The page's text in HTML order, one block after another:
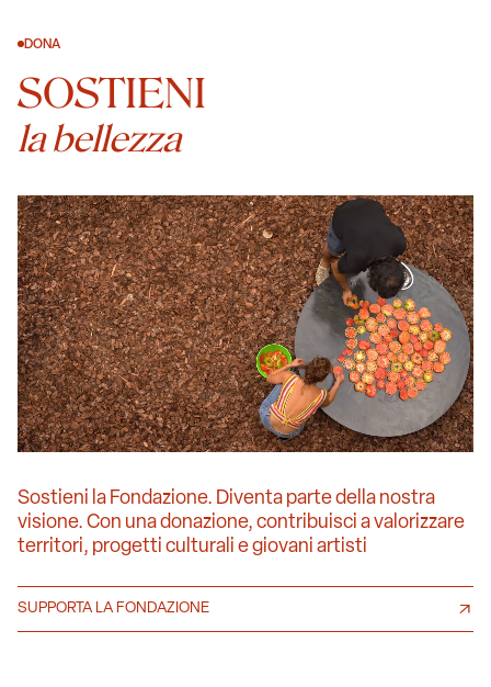
DONA
SOSTIENI
la bellezza
Sostieni la Fondazione. Diventa parte della nostra
visione. Con una donazione, contribuisci a valorizzare
territori, progetti culturali e giovani artisti
SUPPORTA LA FONDAZIONE